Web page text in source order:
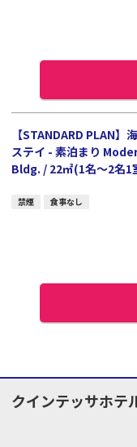
【STANDARD PLAN
ステイ - 素泊まり
Bldg. / 22㎡(1名～2名1
禁煙 食事なし
クインテッサホテ